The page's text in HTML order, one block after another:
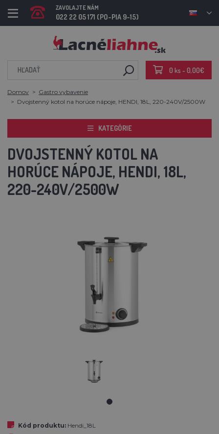
ZAVOLAJTE NÁM
022 22 05 171 (PO-PIA 9-15)
0 ks - 0,00€
Domov
Gastro vybavenie
Dvojstenný kotol na horúce nápoje, HENDI, 18L, 220-240V/2500W
KATEGÓRIE
DVOJSTENNÝ KOTOL NA
HORÚCE NÁPOJE, HENDI, 18L,
220-240V/2500W
Kód produktu: Hendi_18L